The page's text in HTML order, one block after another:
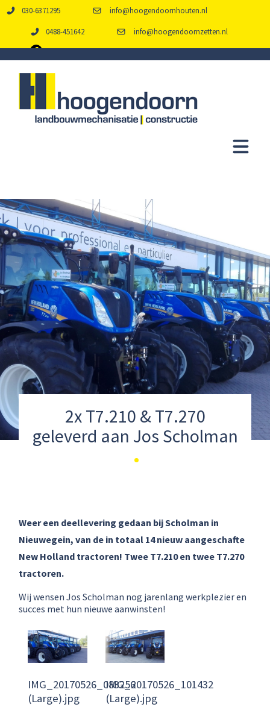
030-6371295 info@hoogendoornhouten.nl
0488-451642 info@hoogendoornzetten.nl
2x T7.210 & T7.270
geleverd aan Jos Scholman
Weer een deellevering gedaan bij Scholman in
Nieuwegein, van de in totaal 14 nieuw aangeschafte
New Holland tractoren! Twee T7.210 en twee T7.270
tractoren.
Wij wensen Jos Scholman nog jarenlang werkplezier en
succes met hun nieuwe aanwinsten!
IMG_20170526_083256
(Large).jpg
IMG_20170526_101432
(Large).jpg